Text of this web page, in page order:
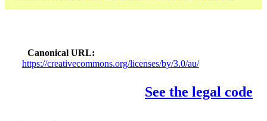
Canonical URL
https://creativecommons.org/licenses/by/3.0/au/
See the legal code